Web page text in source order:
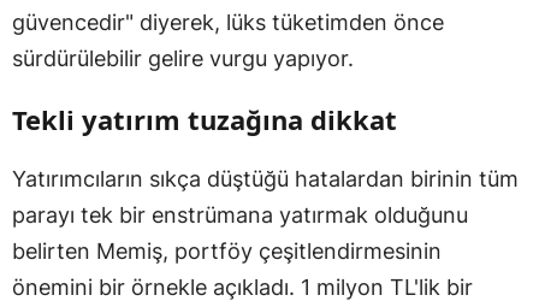
güvencedir" diyerek, lüks tüketimden önce
sürdürülebilir gelire vurgu yapıyor.
Tekli yatırım tuzağına dikkat
Yatırımcıların sıkça düştüğü hatalardan birinin tüm
parayı tek bir enstrümana yatırmak olduğunu
belirten Memiş, portföy çeşitlendirmesinin
önemini bir örnekle açıkladı. 1 milyon TL'lik bir